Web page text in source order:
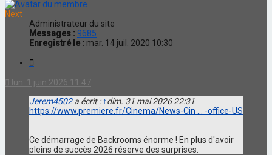
Next
Administrateur du site
Messages : 9685
Enregistré le : mar. 14 juil. 2020 10:30
lun. 1 juin 2026 11:47
Jerem4502a écrit : ↑dim. 31 mai 2026 22:31
https://www.premiere.fr/Cinema/News-Cin ... -office-US
Ce démarrage de Backrooms énorme ! En plus d'avoir
pleins de succès 2026 réserve des surprises.